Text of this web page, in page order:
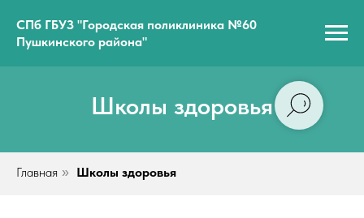
СПб ГБУЗ "Городская поликлиника №60
Пушкинского района"
Школы здоровья
Главная » Школы здоровья